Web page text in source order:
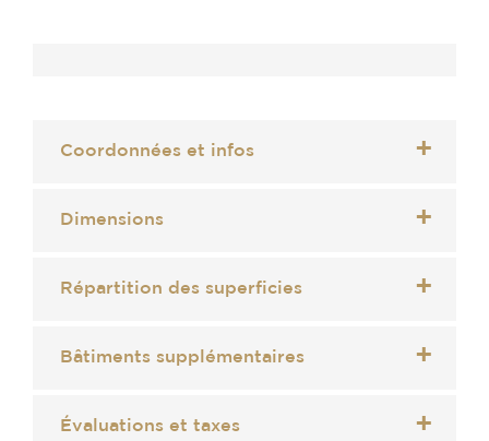
Coordonnées et infos
Dimensions
Répartition des superficies
Bâtiments supplémentaires
Évaluations et taxes